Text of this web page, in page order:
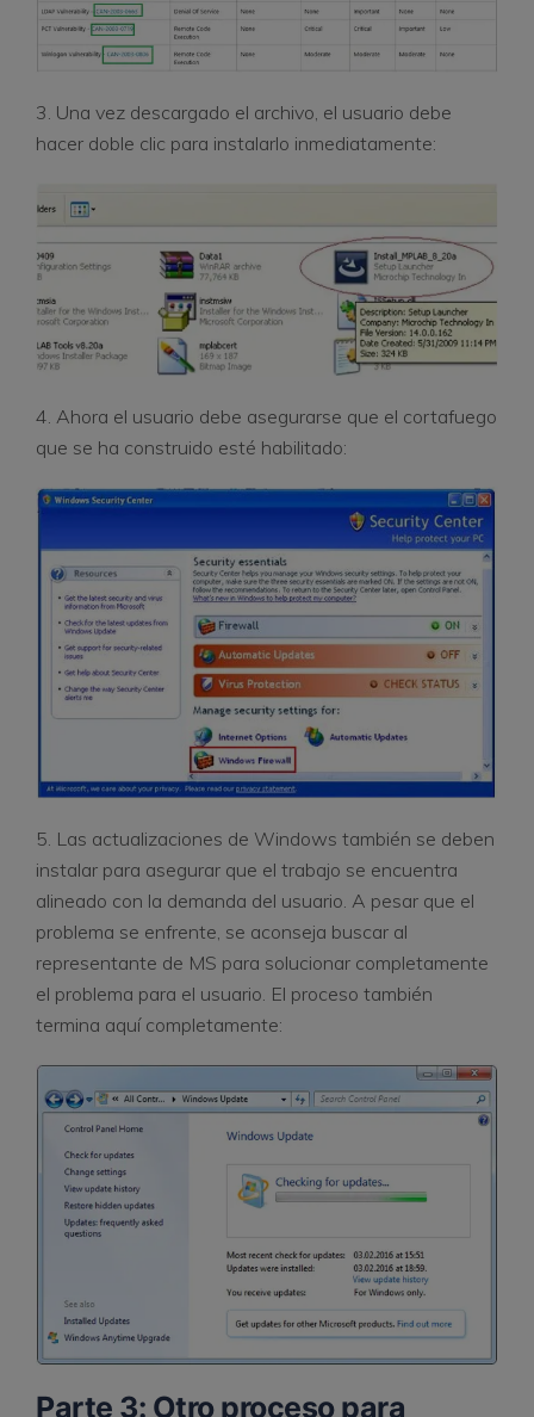
3. Una vez descargado el archivo, el usuario debe
hacer doble clic para instalarlo inmediatamente:
4. Ahora el usuario debe asegurarse que el cortafuego
que se ha construido esté habilitado:
5. Las actualizaciones de Windows también se deben
instalar para asegurar que el trabajo se encuentra
alineado con la demanda del usuario. A pesar que el
problema se enfrente, se aconseja buscar al
representante de MS para solucionar completamente
el problema para el usuario. El proceso también
termina aquí completamente:
Parte 3: Otro proceso para